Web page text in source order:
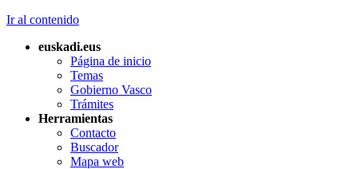
Ir al contenido
euskadi.eus
Página de inicio
Temas
Gobierno Vasco
Trámites
Herramientas
Contacto
Buscador
Mapa web